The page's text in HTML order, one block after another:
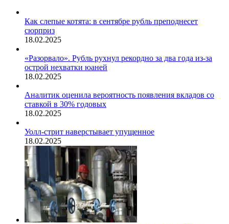
Как слепые котята: в сентябре рубль преподнесет
сюрприз
18.02.2025
«Разорвало». Рубль рухнул рекордно за два года из-за
острой нехватки юаней
18.02.2025
Аналитик оценила вероятность появления вкладов со
ставкой в 30% годовых
18.02.2025
Уолл-стрит наверстывает упущенное
18.02.2025